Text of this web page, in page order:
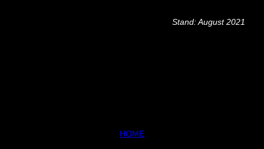
Stand: August 2021
HOME